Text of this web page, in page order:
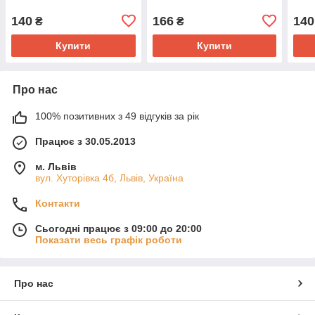
140 ₴
Купити
166₴
Купити
140
Про нас
100% позитивних з 49 відгуків за рік
Працює з 30.05.2013
м. Львів
вул. Хуторівка 4б, Львів, Україна
Контакти
Сьогодні працює з 09:00 до 20:00
Показати весь графік роботи
Про нас